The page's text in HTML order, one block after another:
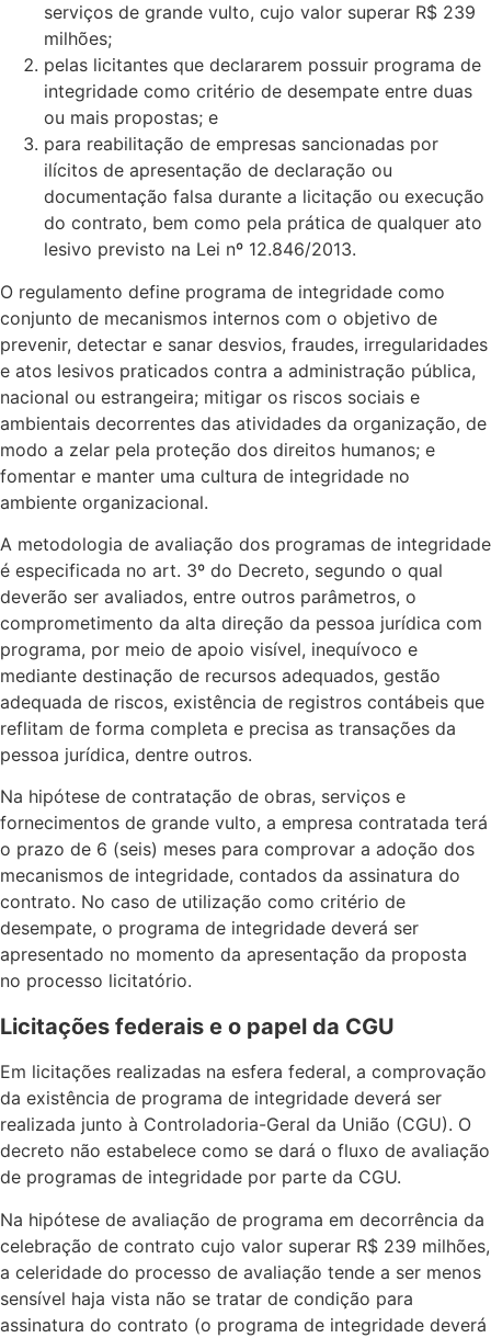
serviços de grande vulto, cujo valor superar R$ 239
milhões;
pelas licitantes que declararem possuir programa de
integridade como critério de desempate entre duas
ou mais propostas; e
para reabilitação de empresas sancionadas por
ilícitos de apresentação de declaração ou
documentação falsa durante a licitação ou execução
do contrato, bem como pela prática de qualquer ato
lesivo previsto na Lei nº 12.846/2013.
O regulamento define programa de integridade como
conjunto de mecanismos internos com o objetivo de
prevenir, detectar e sanar desvios, fraudes, irregularidades
e atos lesivos praticados contra a administração pública,
nacional ou estrangeira; mitigar os riscos sociais e
ambientais decorrentes das atividades da organização, de
modo a zelar pela proteção dos direitos humanos; e
fomentar e manter uma cultura de integridade no
ambiente organizacional.
A metodologia de avaliação dos programas de integridade
é especificada no art. 3º do Decreto, segundo o qual
deverão ser avaliados, entre outros parâmetros, o
comprometimento da alta direção da pessoa jurídica com
programa, por meio de apoio visível, inequívoco e
mediante destinação de recursos adequados, gestão
adequada de riscos, existência de registros contábeis que
reflitam de forma completa e precisa as transações da
pessoa jurídica, dentre outros.
Na hipótese de contratação de obras, serviços e
fornecimentos de grande vulto, a empresa contratada terá
o prazo de 6 (seis) meses para comprovar a adoção dos
mecanismos de integridade, contados da assinatura do
contrato. No caso de utilização como critério de
desempate, o programa de integridade deverá ser
apresentado no momento da apresentação da proposta
no processo licitatório.
Licitações federais e o papel da CGU
Em licitações realizadas na esfera federal, a comprovação
da existência de programa de integridade deverá ser
realizada junto à Controladoria-Geral da União (CGU). O
decreto não estabelece como se dará o fluxo de avaliação
de programas de integridade por parte da CGU.
Na hipótese de avaliação de programa em decorrência da
celebração de contrato cujo valor superar R$ 239 milhões,
a celeridade do processo de avaliação tende a ser menos
sensível haja vista não se tratar de condição para
assinatura do contrato (o programa de integridade deverá